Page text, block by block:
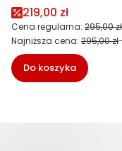
Cena promocyjna
219,00 zł
Cena regularna: 295,00 zł
Najniższa cena: 295,00 zł
Do koszyka